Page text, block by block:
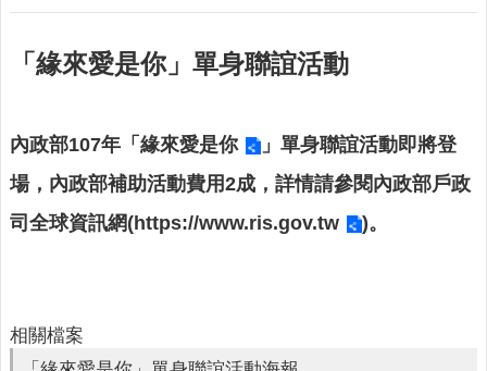
縣
所
務
園
地
公
民
「緣來愛是你」單身聯誼活動
內政部107年「 緣來愛是你
」單身聯誼活動即將登
場，內政部補助活動費用2成，詳情請參閱內政部戶政
司全球資訊網(https://www.ris.gov.tw )。
相關檔案